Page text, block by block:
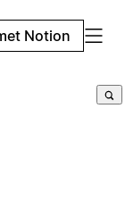
Notion